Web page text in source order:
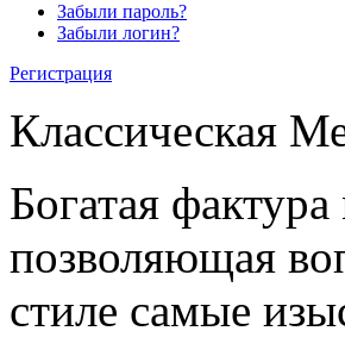
Забыли пароль?
Забыли логин?
Регистрация
Классическая
Богатая
позволяющая
стиле самые